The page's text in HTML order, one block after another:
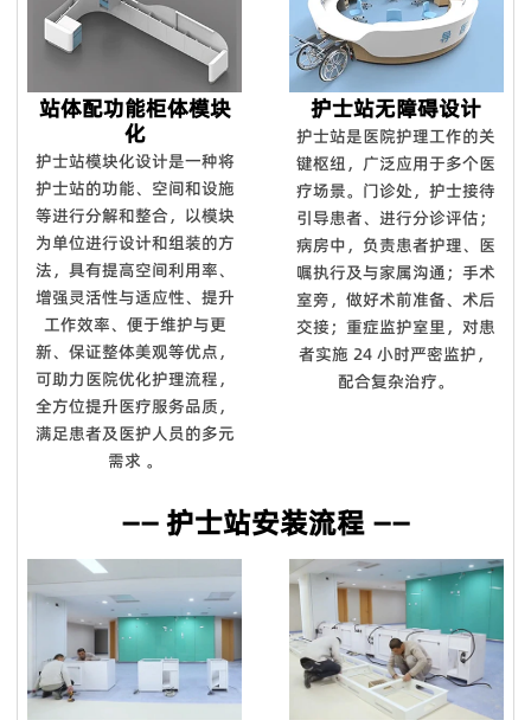
站体配功能柜体模块
化
护士站模块化设计是一种将
护士站的功能、空间和设施
等进行分解和整合，以模块
为单位进行设计和组装的方
法，具有提高空间利用率、
增强灵活性与适应性、提升
工作效率、便于维护与更
新、保证整体美观等优点，
可助力医院优化护理流程，
全方位提升医疗服务品质，
满足患者及医护人员的多元
需求 。
护士站无障碍设计
护士站是医院护理工作的关
键枢纽，广泛应用于多个医
疗场景。门诊处，护士接待
引导患者、进行分诊评估；
病房中，负责患者护理、医
嘱执行及与家属沟通；手术
室旁，做好术前准备、术后
交接；重症监护室里，对患
者实施 24 小时严密监护，
配合复杂治疗。
—— 护士站安装流程 ——